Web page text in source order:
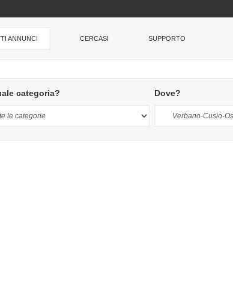
ANNUNCI CERCASI SUPPORTO
categoria? Dove?